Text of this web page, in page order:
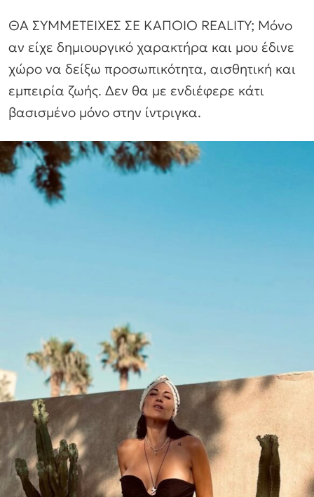
ΘΑ ΣΥΜΜΕΤΕΙΧΕΣ ΣΕ ΚΑΠΟΙΟ REALITY; Μόνο
αν είχε δημιουργικό χαρακτήρα και μου έδινε
χώρο να δείξω προσωπικότητα, αισθητική και
εμπειρία ζωής. Δεν θα με ενδιέφερε κάτι
βασισμένο μόνο στην ίντριγκα.